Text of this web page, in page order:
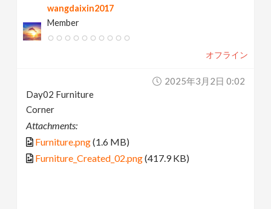
wangdaixin2017
Member
オフライン
2025年3月2日 0:02
Day02 Furniture
Corner
Attachments:
Furniture.png(1.6 MB)
Furniture_Created_02.png(417.9 KB)